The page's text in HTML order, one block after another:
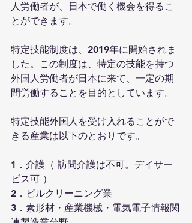
人労働者が、日本で働く機会を得るこ
とができます。
特定技能制度は、2019年に開始されま
した。この制度は、特定の技能を持つ
外国人労働者が日本に来て、一定の期
間労働することを目的としています。
特定技能外国人を受け入れることがで
きる産業は以下のとおりです。
1．介護（ 訪問介護は不可。デイサー
ビス可 ）
2．ビルクリーニング業
3．素形材・産業機械・電気電子情報関